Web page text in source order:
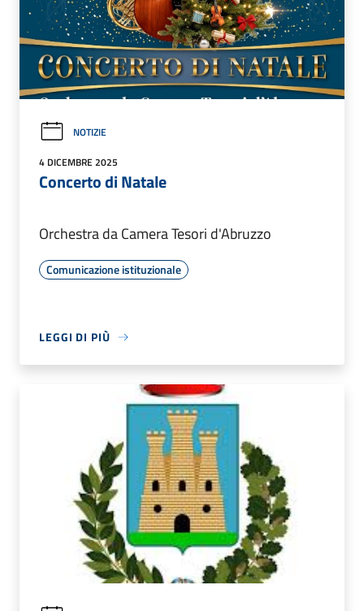
NOTIZIE
4 DICEMBRE 2025
Concerto di Natale
Orchestra da Camera Tesori d'Abruzzo
Comunicazione istituzionale
LEGGI DI PIÙ